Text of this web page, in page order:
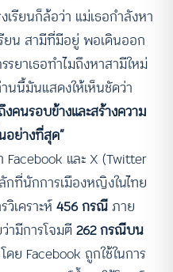
เรียนก็ล้อว่า แม่เธอกำลังหา
รียน สามีที่มีอยู่ พอเดินออก
ยาเธอทำไมถึงหาสามีใหม่
นนี้มันแสดงให้เห็นชัดว่า
คนรอบข้างและสร้างความ
อย่างที่สุด”
และ X (Twitter
ที่นักการเมืองหญิงในไทย
เคราะห์456 กรณีภาย
ามีการโจมตี 262 กรณีบน
โดย Facebook ถูกใช้ในการ